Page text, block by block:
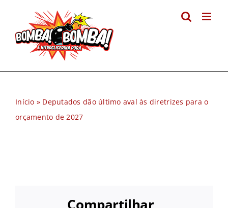
conteúdo
Início » Deputados dão último aval às diretrizes para o
orçamento de 2027